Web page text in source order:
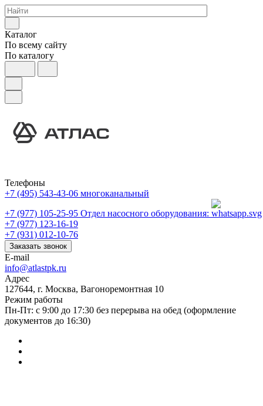
Каталог
По всему сайту
По каталогу
Телефоны
+7 (495) 543-43-06 многоканальный
+7 (977) 105-25-95 Отдел насосного оборудования:
+7 (977) 123-16-19
+7 (931) 012-10-76
Заказать звонок
E-mail
info@atlastpk.ru
Адрес
127644, г. Москва, Вагоноремонтная 10
Режим работы
Пн-Пт: с 9:00 до 17:30 без перерыва на обед (оформление
документов до 16:30)